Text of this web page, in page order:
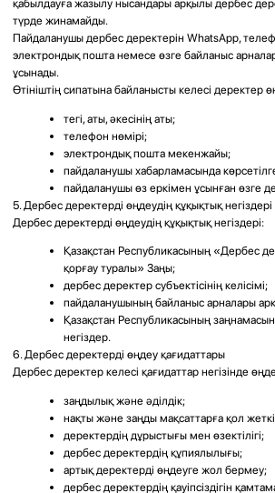
12. Cookie файлдарын пайдалану
Сайттың дұрыс жұмыс істеуін қамтамасыз ету, келушілердің
мақсатында сайт Cookie файлдарын және өзге де технологияларды
пайдалануы мүмкін.
Пайдаланушы браузер баптаулары арқылы Cookie файлдарын
пайдалануды шектей немесе толықтай өшіре алады.
13. Оператордың байланыс деректері
БСН: 170240028015
Заңды мекенжайы: МИКРОРАЙОН КАЗАХФИЛЬМ, дом 34 А, кв/офис 39
Телефон: +7 (700) 321-03-00
E-mail: v-ent@gmail.com
https://v-ent.kz
14. Қорытынды ережелер
Оператор осы Саясатқа пайдаланушыларды алдын ала хабардар етпей
өзгерістер енгізуге құқылы.
Саясаттың жаңа редакциясы сайтта жарияланған сәттен бастап күшіне
енеді, егер жаңа редакцияда өзгеше көзделмесе.
https://v-ent.kz/privacy
Осы Саясат жаңа редакция қабылданғанға дейін мерзімсіз қолданылады.
ТОО "ЛОР центр v-ent"
+7 (700) 321-03-00
v-ent@gmail.com